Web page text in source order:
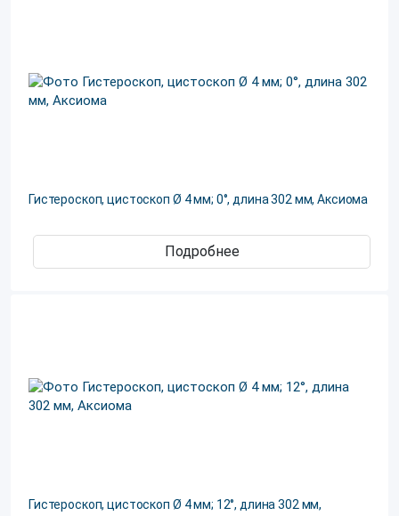
Гистероскоп, цистоскоп Ø 4 мм; 0°, длина 302 мм, Аксиома
Подробнее
Гистероскоп, цистоскоп Ø 4 мм; 12°, длина 302 мм,